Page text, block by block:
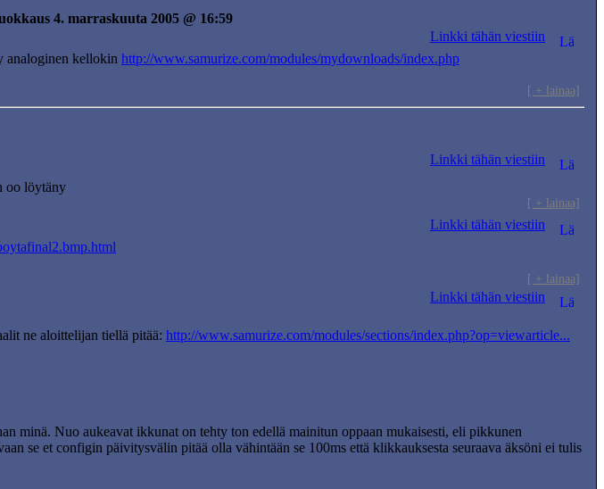
4. marraskuuta 2005 @ 16:59
Linkki tähän viestiin
analoginen kellokin http://www.samurize.com/modules/mydownloads/index.php
[ + lainaa]
Linkki tähän viestiin
oo löytäny
[ + lainaa]
Linkki tähän viestiin
[ + lainaa]
Linkki tähän viestiin
ne aloittelijan tiellä pitää: http://www.samurize.com/modules/sections/index.php?op=viewarticle...
minä. Nuo aukeavat ikkunat on tehty ton edellä mainitun oppaan mukaisesti, eli pikkunen
se et configin päivitysvälin pitää olla vähintään se 100ms että klikkauksesta seuraava äksöni ei tulis